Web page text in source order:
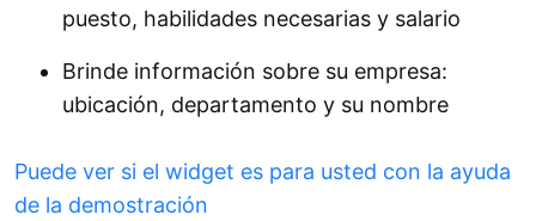
puesto, habilidades necesarias y salario
Brinde información sobre su empresa:
ubicación, departamento y su nombre
Puede ver si el widget es para usted con la ayuda
de la demostración